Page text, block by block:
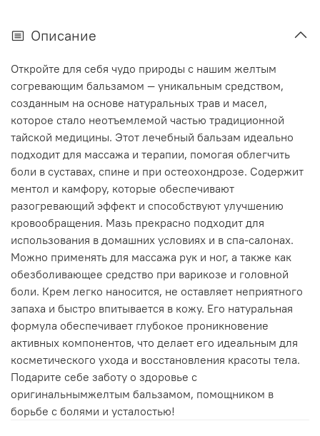
Описание
Откройте для себя чудо природы с нашим желтым
согревающим бальзамом — уникальным средством,
созданным на основе натуральных трав и масел,
которое стало неотъемлемой частью традиционной
тайской медицины. Этот лечебный бальзам идеально
подходит для массажа и терапии, помогая облегчить
боли в суставах, спине и при остеохондрозе. Содержит
ментол и камфору, которые обеспечивают
разогревающий эффект и способствуют улучшению
кровообращения. Мазь прекрасно подходит для
использования в домашних условиях и в спа-салонах.
Можно применять для массажа рук и ног, а также как
обезболивающее средство при варикозе и головной
боли. Крем легко наносится, не оставляет неприятного
запаха и быстро впитывается в кожу. Его натуральная
формула обеспечивает глубокое проникновение
активных компонентов, что делает его идеальным для
косметического ухода и восстановления красоты тела.
Подарите себе заботу о здоровье с
оригинальнымжелтым бальзамом, помощником в
борьбе с болями и усталостью!